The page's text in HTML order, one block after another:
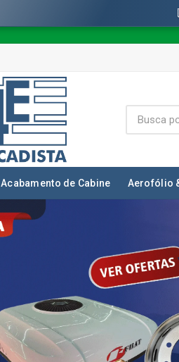
Acabamento de Cabine Aerofólio